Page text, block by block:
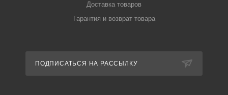
Доставка товаров
Гарантия и возврат товара
ПОДПИСАТЬСЯ НА РАССЫЛКУ